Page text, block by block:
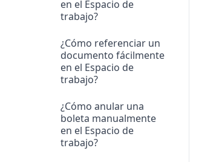
en el Espacio de
trabajo?
¿Cómo referenciar un
documento fácilmente
en el Espacio de
trabajo?
¿Cómo anular una
boleta manualmente
en el Espacio de
trabajo?